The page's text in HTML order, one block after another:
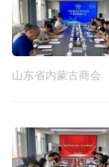
山东省内蒙古商会